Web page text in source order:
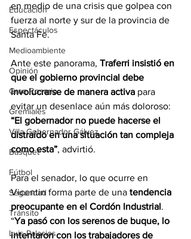
Educación
Espectáculos
Medioambiente
Opinión
Gran Rosario
Gremiales
Villa Gobernador Gálvez
Básquet
Fútbol
Seguridad
Tránsito
Luis Palacios
en medio de una crisis que golpea con
fuerza al norte y sur de la provincia de
Santa Fe.
Ante este panorama, Traferri insistió en
que el gobierno provincial debe
involucrarse de manera activa para
evitar un desenlace aún más doloroso:
“El gobernador no puede hacerse el
distraído en una situación tan compleja
como esta”, advirtió.
Para el senador, lo que ocurre en
Vicentin forma parte de una tendencia
preocupante en el Cordón Industrial.
“Ya pasó con los serenos de buque, lo
intentaron con los trabajadores de